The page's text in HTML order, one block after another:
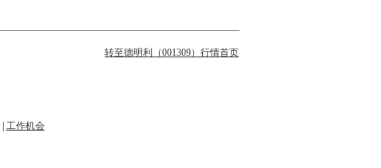
转至德明利（001309）行情首页
工作机会